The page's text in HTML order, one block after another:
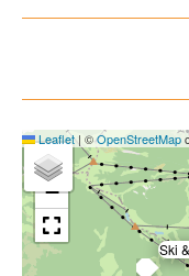
Ski
+
−
Leaflet | ©OpenStreetMap